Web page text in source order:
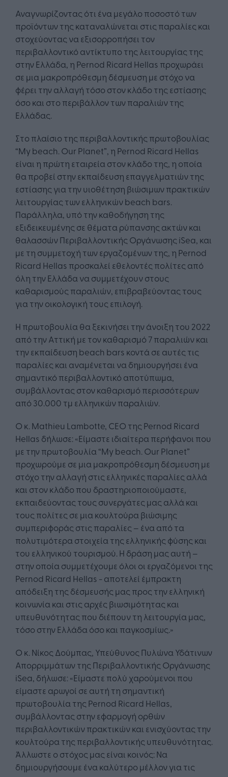
Αναγνωρίζοντας ότι ένα μεγάλο ποσοστό των
προϊόντων της καταναλώνεται στις παραλίες και
στοχεύοντας να εξισορροπήσει τον
περιβαλλοντικό αντίκτυπο της λειτουργίας της
στην Ελλάδα, η Pernod Ricard Hellas προχωράει
σε μια μακροπρόθεσμη δέσμευση με στόχο να
φέρει την αλλαγή τόσο στον κλάδο της εστίασης
όσο και στο περιβάλλον των παραλιών της
Ελλάδας.
Στο πλαίσιο της περιβαλλοντικής πρωτοβουλίας
“My beach. Our Planet”, η Pernod Ricard Hellas
είναι η πρώτη εταιρεία στον κλάδο της, η οποία
θα προβεί στην εκπαίδευση επαγγελματιών της
εστίασης για την υιοθέτηση βιώσιμων πρακτικών
λειτουργίας των ελληνικών beach bars.
Παράλληλα, υπό την καθοδήγηση της
εξιδεικευμένης σε θέματα ρύπανσης ακτών και
θαλασσών Περιβαλλοντικής Οργάνωσης iSea, και
με τη συμμετοχή των εργαζομένων της, η Pernod
Ricard Hellas προσκαλεί εθελοντές πολίτες από
όλη την Ελλάδα να συμμετέχουν στους
καθαρισμούς παραλιών, επιβραβεύοντας τους
για την οικολογική τους επιλογή.
Η πρωτοβουλία θα ξεκινήσει την άνοιξη του 2022
από την Αττική με τον καθαρισμό 7 παραλιών και
την εκπαίδευση beach bars κοντά σε αυτές τις
παραλίες και αναμένεται να δημιουργήσει ένα
σημαντικό περιβαλλοντικό αποτύπωμα,
συμβάλλοντας στον καθαρισμό περισσότερων
από 30.000 τμ ελληνικών παραλιών.
Ο κ. Mathieu Lambotte, CEO της Pernod Ricard
Hellas δήλωσε: «Είμαστε ιδιαίτερα περήφανοι που
με την πρωτοβουλία “My beach. Our Planet”
προχωρούμε σε μια μακροπρόθεσμη δέσμευση με
στόχο την αλλαγή στις ελληνικές παραλίες αλλά
και στον κλάδο που δραστηριοποιούμαστε,
εκπαιδεύοντας τους συνεργάτες μας αλλά και
τους πολίτες σε μια κουλτούρα βιώσιμης
συμπεριφοράς στις παραλίες – ένα από τα
πολυτιμότερα στοιχεία της ελληνικής φύσης και
του ελληνικού τουρισμού. Η δράση μας αυτή –
στην οποία συμμετέχουμε όλοι οι εργαζόμενοι της
Pernod Ricard Hellas - αποτελεί έμπρακτη
απόδειξη της δέσμευσής μας προς την ελληνική
κοινωνία και στις αρχές βιωσιμότητας και
υπευθυνότητας που διέπουν τη λειτουργία μας,
τόσο στην Ελλάδα όσο και παγκοσμίως.»
Ο κ. Νίκος Δούμπας, Υπεύθυνος Πυλώνα Υδάτινων
Απορριμμάτων της Περιβαλλοντικής Οργάνωσης
iSea, δήλωσε: «Είμαστε πολύ χαρούμενοι που
είμαστε αρωγοί σε αυτή τη σημαντική
πρωτοβουλία της Pernod Ricard Hellas,
συμβάλλοντας στην εφαρμογή ορθών
περιβαλλοντικών πρακτικών και ενισχύοντας την
κουλτούρα της περιβαλλοντικής υπευθυνότητας.
Άλλωστε ο στόχος μας είναι κοινός: Να
δημιουργήσουμε ένα καλύτερο μέλλον για τις